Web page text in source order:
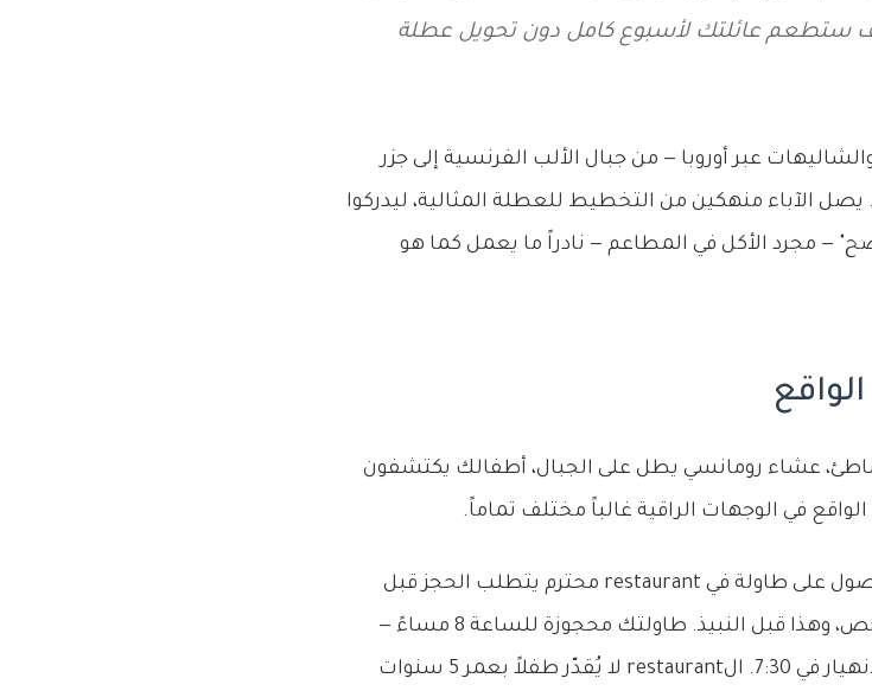
ستطعم عائلتك لأسبوع كامل دون تحويل عطلة
عبر أوروبا — من جبال الألب الفرنسية إلى جزر
الآباء منهكين من التخطيط للعطلة المثالية، ليدركوا
— مجرد الأكل في المطاعم — نادراً ما يعمل كما هو
عشاء رومانسي يطل على الجبال، أطفالك يكتشفون
في الوجهات الراقية غالباً مختلف تماماً.
في كورشوفيل 1850 خلال موسم التزلج، الحصول على طاولة في restaurant محترم يتطلب الحجز قبل
أسابيع. الأسعار تتراوح بين 80-150€ للشخص، وهذا قبل النبيذ. طاولتك محجوزة للساعة 8 مساءً —
لكن أطفالك منهكون من التزلج ويبدأون بالانهيار في 7:30. الrestaurant لا يُقدّر طفلاً بعمر 5 سنوات